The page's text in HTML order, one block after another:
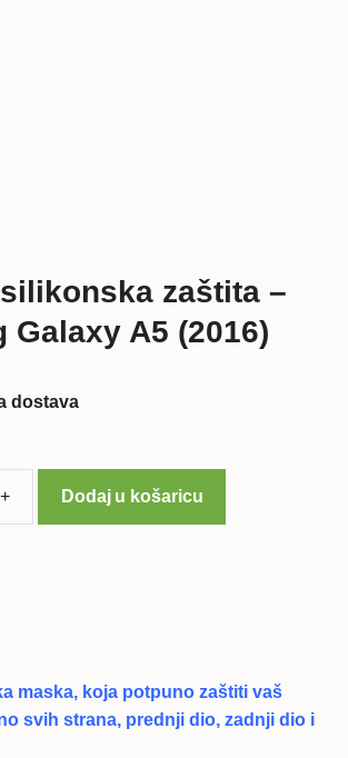
zaštita –
Galaxy A5 (2016)
dostava
Potpuna
(2016)
količina
Dodaj u košaricu
maska, koja potpuno zaštiti vaš
svih strana, prednji dio, zadnji dio i